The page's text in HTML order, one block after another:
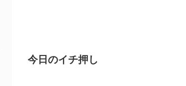
今日のイチ押し